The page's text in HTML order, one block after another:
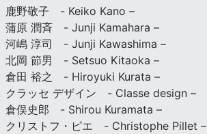
鹿野敬子 - Keiko Kano –
蒲原 潤斉 - Junji Kamahara –
河嶋 淳司 - Junji Kawashima –
北岡 節男 - Setsuo Kitaoka –
倉田 裕之 - Hiroyuki Kurata –
クラッセ デザイン - Classe design –
倉俣史郎 - Shirou Kuramata –
クリストフ・ピエ - Christophe Pillet –